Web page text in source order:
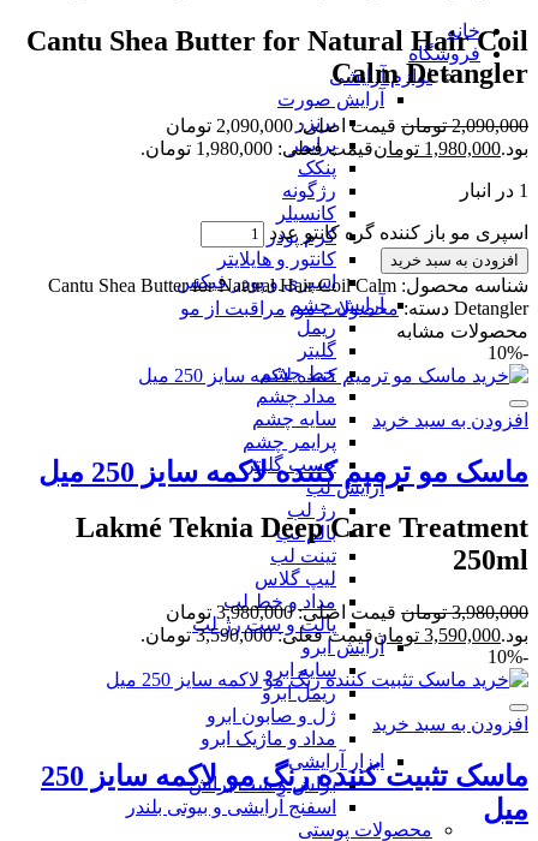
خانه
فروشگاه
لوازم آرایشی
آرایش صورت
برنزر
پرایمر
پنکک
رژگونه
کانسیلر
کرم پودر
کانتور و هایلایتر
اسپری و پودر فیکس
آرایش چشم
ریمل
گلیتر
خط چشم
مداد چشم
سایه چشم
پرایمر چشم
چسب گلیتر
آرایش لب
رژ لب
بالم لب
تینت لب
لیپ گلاس
مداد و خط لب
پالت و ست رژ لب
آرایش ابرو
سایه ابرو
ریمل ابرو
ژل و صابون ابرو
مداد و ماژیک ابرو
ابزار آرایشی
براش و ست براش
اسفنج آرایشی و بیوتی بلندر
محصولات پوستی
Cantu Shea Butter for Natural Hair Coil
Calm Detangler
2,090,000 تومان
قیمت اصلی: 2,090,000 تومان
بود.1,980,000 تومانقیمت فعلی: 1,980,000 تومان.
1 در انبار
اسپری مو باز کننده گره کانتو عدد
افزودن به سبد خرید
شناسه محصول: Cantu Shea Butter for Natural Hair Coil Calm
Detangler دسته:محصولات مو, مراقبت از مو
محصولات مشابه
-10%
افزودن به سبد خرید
ماسک مو ترمیم کننده لاکمه سایز 250 میل
Lakmé Teknia Deep Care Treatment
250ml
3,980,000 تومان
قیمت اصلی: 3,980,000 تومان
بود.3,590,000 تومانقیمت فعلی: 3,590,000 تومان.
-10%
افزودن به سبد خرید
ماسک تثبیت کننده رنگ مو لاکمه سایز 250
میل